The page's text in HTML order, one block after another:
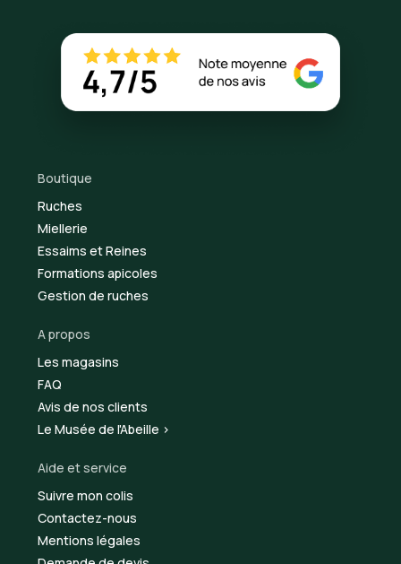
Boutique
Ruches
Miellerie
Essaims et Reines
Formations apicoles
Gestion de ruches
A propos
Les magasins
FAQ
Avis de nos clients
Le Musée de l'Abeille >
Aide et service
Suivre mon colis
Contactez-nous
Mentions légales